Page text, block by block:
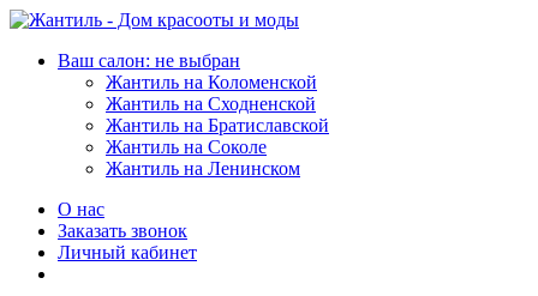
Ваш салон: не выбран
Жантиль на Коломенской
Жантиль на Сходненской
Жантиль на Братиславской
Жантиль на Соколе
Жантиль на Ленинском
О нас
Заказать звонок
Личный кабинет